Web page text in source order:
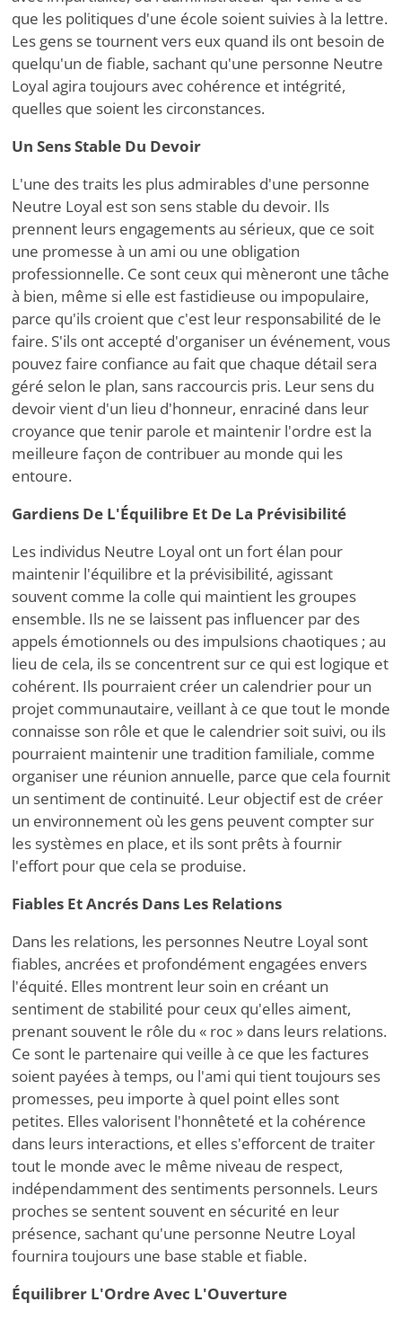
que les politiques d'une école soient suivies à la lettre.
Les gens se tournent vers eux quand ils ont besoin de
quelqu'un de fiable, sachant qu'une personne Neutre
Loyal agira toujours avec cohérence et intégrité,
quelles que soient les circonstances.
Un Sens Stable Du Devoir
L'une des traits les plus admirables d'une personne
Neutre Loyal est son sens stable du devoir. Ils
prennent leurs engagements au sérieux, que ce soit
une promesse à un ami ou une obligation
professionnelle. Ce sont ceux qui mèneront une tâche
à bien, même si elle est fastidieuse ou impopulaire,
parce qu'ils croient que c'est leur responsabilité de le
faire. S'ils ont accepté d'organiser un événement, vous
pouvez faire confiance au fait que chaque détail sera
géré selon le plan, sans raccourcis pris. Leur sens du
devoir vient d'un lieu d'honneur, enraciné dans leur
croyance que tenir parole et maintenir l'ordre est la
meilleure façon de contribuer au monde qui les
entoure.
Gardiens De L'Équilibre Et De La Prévisibilité
Les individus Neutre Loyal ont un fort élan pour
maintenir l'équilibre et la prévisibilité, agissant
souvent comme la colle qui maintient les groupes
ensemble. Ils ne se laissent pas influencer par des
appels émotionnels ou des impulsions chaotiques ; au
lieu de cela, ils se concentrent sur ce qui est logique et
cohérent. Ils pourraient créer un calendrier pour un
projet communautaire, veillant à ce que tout le monde
connaisse son rôle et que le calendrier soit suivi, ou ils
pourraient maintenir une tradition familiale, comme
organiser une réunion annuelle, parce que cela fournit
un sentiment de continuité. Leur objectif est de créer
un environnement où les gens peuvent compter sur
les systèmes en place, et ils sont prêts à fournir
l'effort pour que cela se produise.
Fiables Et Ancrés Dans Les Relations
Dans les relations, les personnes Neutre Loyal sont
fiables, ancrées et profondément engagées envers
l'équité. Elles montrent leur soin en créant un
sentiment de stabilité pour ceux qu'elles aiment,
prenant souvent le rôle du « roc » dans leurs relations.
Ce sont le partenaire qui veille à ce que les factures
soient payées à temps, ou l'ami qui tient toujours ses
promesses, peu importe à quel point elles sont
petites. Elles valorisent l'honnêteté et la cohérence
dans leurs interactions, et elles s'efforcent de traiter
tout le monde avec le même niveau de respect,
indépendamment des sentiments personnels. Leurs
proches se sentent souvent en sécurité en leur
présence, sachant qu'une personne Neutre Loyal
fournira toujours une base stable et fiable.
Équilibrer L'Ordre Avec L'Ouverture